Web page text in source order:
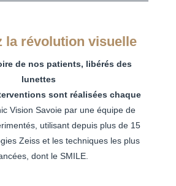
la révolution visuelle
de nos patients, libérés des
lunettes
sont réalisées chaque
Vision Savoie par une équipe de
utilisant depuis plus de 15
Zeiss et les techniques les plus
dont le SMILE.